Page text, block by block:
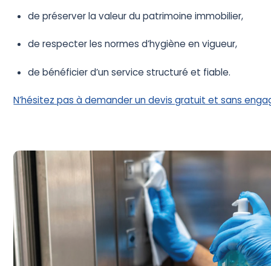
de préserver la valeur du patrimoine immobilier,
de respecter les normes d’hygiène en vigueur,
de bénéficier d’un service structuré et fiable.
N’hésitez pas à demander un devis gratuit et sans